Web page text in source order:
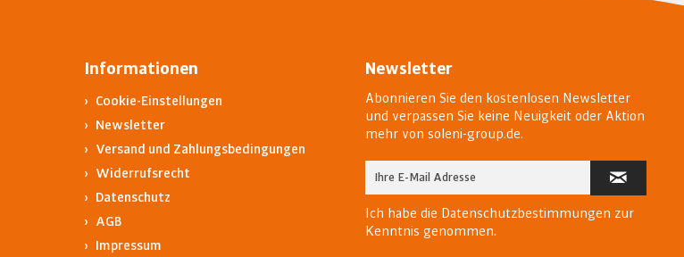
Informationen
Cookie-Einstellungen
Newsletter
Versand und Zahlungsbedingungen
Widerrufsrecht
Datenschutz
AGB
Impressum
Newsletter
Abonnieren Sie den kostenlosen Newsletter
und verpassen Sie keine Neuigkeit oder Aktion
mehr von soleni-group.de.
Ich habe die Datenschutzbestimmungen zur
Kenntnis genommen.